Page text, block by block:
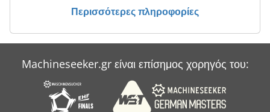
Weiler Primus Cnc
Weiler Primus Vc
Πρισμα
Περισσότερες πληροφορίες
Machineseeker.gr είναι επίσημος χορηγός του: